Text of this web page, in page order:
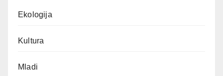
Ekologija
Kultura
Mladi